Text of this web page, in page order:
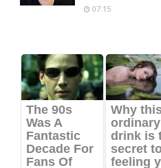
07:15